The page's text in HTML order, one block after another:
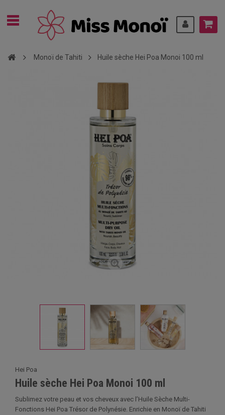
Monoï de Tahiti Huile sèche Hei Poa Monoi 100 ml
Hei Poa
Huile sèche Hei Poa Monoi 100 ml
Sublimez votre peau et vos cheveux avec l’Huile Sèche Multi-
Fonctions Hei Poa Trésor de Polynésie. Enrichie en Monoï de Tahiti